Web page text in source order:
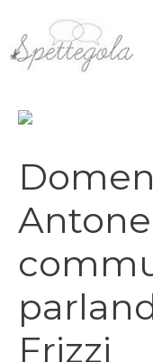
contenuto
Frizzi